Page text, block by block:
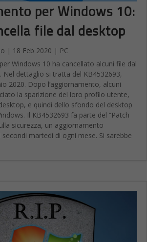
per Windows 10:
file dal desktop
| 18 Feb 2020 | PC
Windows 10 ha cancellato alcuni file dal
Nel dettaglio si tratta del KB4532693,
2020. Dopo l’aggiornamento, alcuni
la sparizione del loro profilo utente,
e quindi dello sfondo del desktop
Il KB4532693 fa parte del “Patch
sicurezza, un aggiornamento
martedì di ogni mese. Si sarebbe